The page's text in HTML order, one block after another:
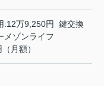
:12万9,250円 鍵交換
ゾンライフ
月額）